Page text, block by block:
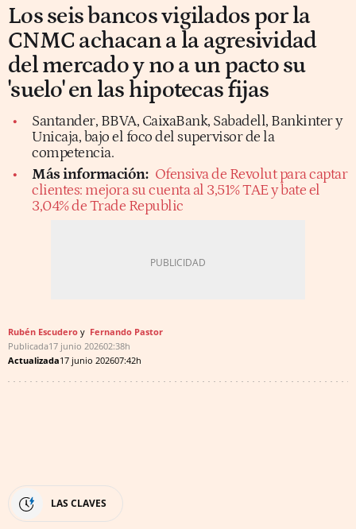
Los seis bancos vigilados por la
CNMC achacan a la agresividad
del mercado y no a un pacto su
'suelo' en las hipotecas fijas
Santander, BBVA, CaixaBank, Sabadell, Bankinter y
Unicaja, bajo el foco del supervisor de la
competencia.
Más información: Ofensiva de Revolut para captar
clientes: mejora su cuenta al 3,51% TAE y bate el
3,04% de Trade Republic
Rubén Escudero
Fernando Pastor
Publicada17 junio 202602:38h
Actualizada17 junio 202607:42h
LAS CLAVES